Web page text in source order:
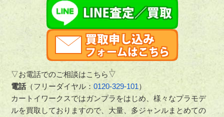
▽お電話でのご相談はこちら▽
電話（フリーダイヤル：0120-329-101）
カートイワークスではガンプラをはじめ、様々なプラモデ
ルを買取しておりますので、大量、多ジャンルまとめての